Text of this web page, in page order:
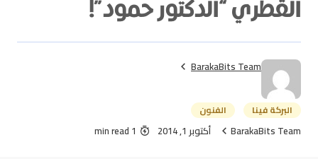
القطري “الدكتور حمود”!
BarakaBits Team
البركة فينا الفنون
BarakaBits Team أكتوبر 1, 2014 1 min read